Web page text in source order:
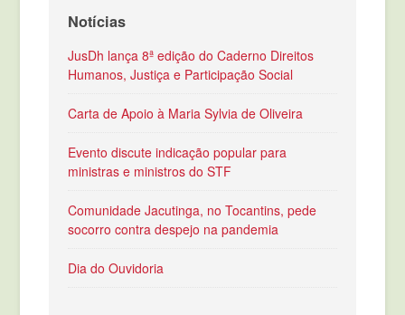
Notícias
JusDh lança 8ª edição do Caderno Direitos
Humanos, Justiça e Participação Social
Carta de Apoio à Maria Sylvia de Oliveira
Evento discute indicação popular para
ministras e ministros do STF
Comunidade Jacutinga, no Tocantins, pede
socorro contra despejo na pandemia
Dia do Ouvidoria